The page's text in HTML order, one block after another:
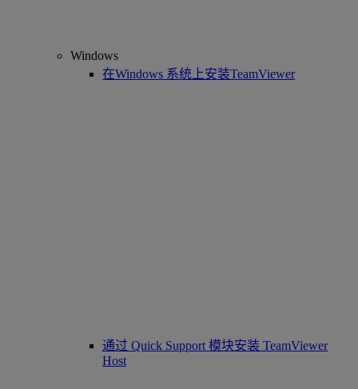
Windows
在Windows 系统上安装TeamViewer
通过 Quick Support 模块安装 TeamViewer
Host